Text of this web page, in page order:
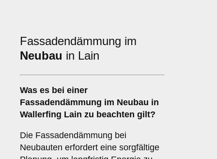
Fassadendämmung im
Neubau in Lain
Was es bei einer
Fassadendämmung im Neubau in
Wallerfing Lain zu beachten gilt?
Die Fassadendämmung bei
Neubauten erfordert eine sorgfältige